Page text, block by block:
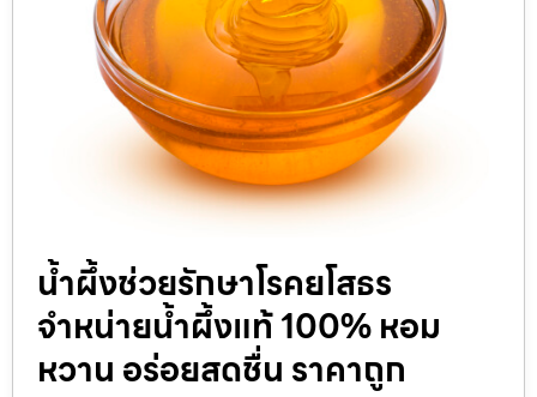
น้ำผึ้งช่วยรักษาโรคยโสธร
จำหน่ายน้ำผึ้งแท้ 100% หอม
หวาน อร่อยสดชื่น ราคาถูก